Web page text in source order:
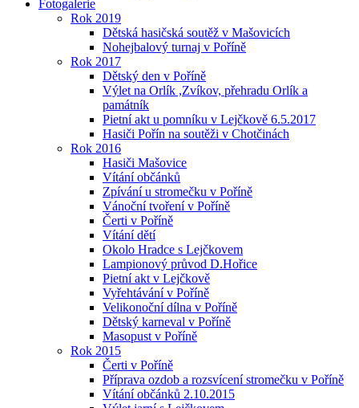
Fotogalerie
Rok 2019
Dětská hasičská soutěž v Mašovicích
Nohejbalový turnaj v Poříně
Rok 2017
Dětský den v Poříně
Výlet na Orlík ,Zvíkov, přehradu Orlík a
památník
Pietní akt u pomníku v Lejčkově 6.5.2017
Hasiči Pořín na soutěži v Chotčinách
Rok 2016
Hasiči Mašovice
Vítání občánků
Zpívání u stromečku v Poříně
Vánoční tvoření v Poříně
Čerti v Poříně
Vítání dětí
Okolo Hradce s Lejčkovem
Lampionový průvod D.Hořice
Pietní akt v Lejčkově
Vyřehtávání v Poříně
Velikonoční dílna v Poříně
Dětský karneval v Poříně
Masopust v Poříně
Rok 2015
Čerti v Poříně
Příprava ozdob a rozsvícení stromečku v Poříně
Vítání občánků 2.10.2015